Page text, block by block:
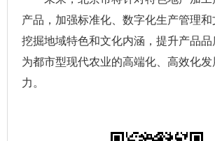
产品，加强标准化、数字化生产管理和
挖掘地域特色和文化内涵，提升产品品
为都市型现代农业的高端化、高效化
力。